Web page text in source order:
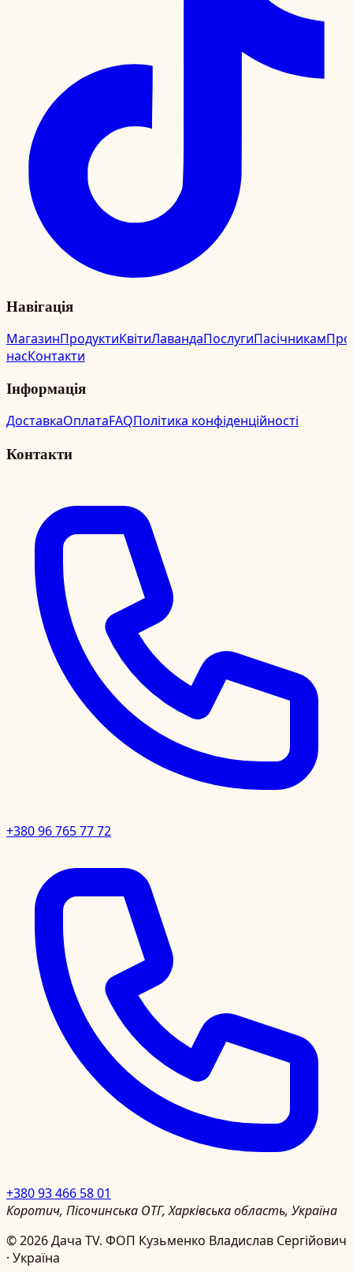
Навігація
МагазинПродуктиКвітиЛавандаПослугиПасічникамПро
насКонтакти
Інформація
ДоставкаОплатаFAQПолітика конфіденційності
Контакти
+380 96 765 77 72
+380 93 466 58 01
Коротич, Пісочинська ОТГ, Харківська область, Україна
©2026Дача TV. ФОП Кузьменко Владислав Сергійович
· Україна